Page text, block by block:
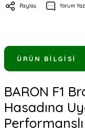
Paylaş Yorum Yaz
ÜRÜN BILGISI
BARON F1
Hasadına